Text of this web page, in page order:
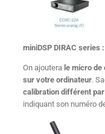
miniDSP DIRAC
On ajoutera le micro de
sur votre ordinateur.
calibration différent
indiquant son numéro